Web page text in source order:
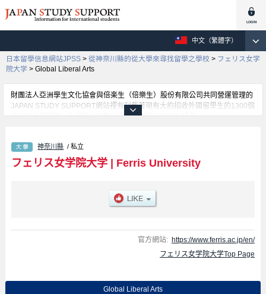
中文（繁體字）
日本留學信息網站JPSS > 從神奈川縣的從大學來尋找留學之學校 > フェリス女学
院大学 > Global Liberal Arts
財團法人亞洲學生文化協會與倍楽生（倍樂生）股份有限公司共同營運管理的
JAPAN STUDY SUPPORT網站裡有刊載著現有大約招收外國留學生的1300個
學校的大學學部、大學院、短期大學、專門學校的招生訊息。
聯絡方式等對外國留學生是必要之訊息都刊載於此，請務必查閱及利用此網
站。
神奈川縣 / 私立
フェリス女学院大学| Ferris University
官方網站: https://www.ferris.ac.jp/en/
フェリス女学院大学Top Page
Global Liberal Arts